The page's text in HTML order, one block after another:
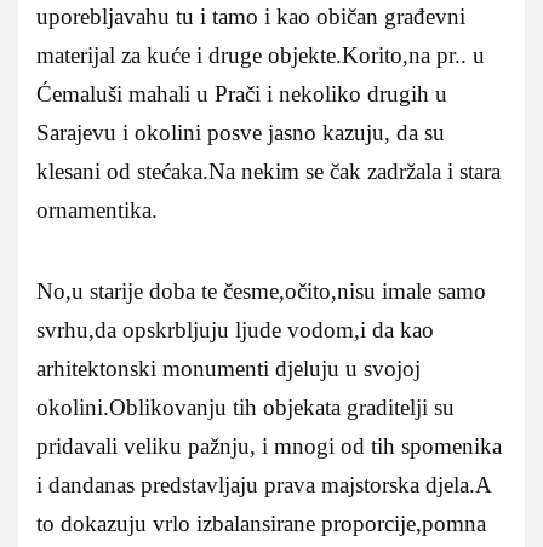
uporebljavahu tu i tamo i kao običan građevni
materijal za kuće i druge objekte.Korito,na pr.. u
Ćemaluši mahali u Prači i nekoliko drugih u
Sarajevu i okolini posve jasno kazuju, da su
klesani od stećaka.Na nekim se čak zadržala i stara
ornamentika.
No,u starije doba te česme,očito,nisu imale samo
svrhu,da opskrbljuju ljude vodom,i da kao
arhitektonski monumenti djeluju u svojoj
okolini.Oblikovanju tih objekata graditelji su
pridavali veliku pažnju, i mnogi od tih spomenika
i dandanas predstavljaju prava majstorska djela.A
to dokazuju vrlo izbalansirane proporcije,pomna